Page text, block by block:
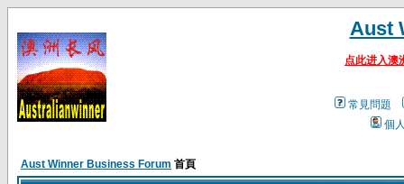
Aust
点此进入澳
常見問題
個
Aust Winner Business Forum 首頁